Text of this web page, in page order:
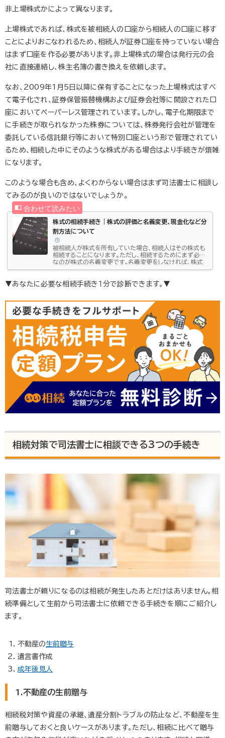
非上場株式かによって異なります。
上場株式であれば、株式を被相続人の口座から相続人の口座に移す
ことによりおこなわれるため、相続人が証券口座を持っていない場合
はまず口座を作る必要があります。非上場株式の場合は発行元の会
社に直接連絡し、株主名簿の書き換えを依頼します。
なお、2009年1月5日以降に保有することになった上場株式はすべ
て電子化され、証券保管振替機構および証券会社等に開設された口
座においてペーパーレス管理されています。しかし、電子化期限まで
に手続きが取られなかった株券については、株券発行会社が管理を
委託している信託銀行等において特別口座という形で管理されてい
るため、相続した中にそのような株式がある場合はより手続きが煩雑
になります。
このような場合も含め、よくわからない場合はまず司法書士に相談し
てみるのが良いのではないでしょうか。
株式の相続手続き｜株式の評価と名義変更、現金化など分
割方法について
被相続人が株式を所有していた場合、相続人はその株式も
相続することになります。ただし、相続するためにまず必要
なのが株式の名義変更です。名義変更をしなければ、株式
を売却して現金化することもできません。そうは言っても、
い方もいらっしゃるのではないでしょうか。特に、自身が株
きなど、株式を相続する際に相続人がやるべきことや、気
を付けたいポイントにつ...
▼あなたに必要な相続手続き１分で診断できます。▼
相続対策で司法書士に相談できる3つの手続き
司法書士が頼りになるのは相続が発生したあとだけはありません。相
続準備として生前から司法書士に依頼できる手続きを順にご紹介し
ます。
不動産の生前贈与
遺言書作成
成年後見人
1.不動産の生前贈与
相続税対策や資産の承継、遺産分割トラブルの防止など、不動産を生
前贈与しておくと良いケースがあります。ただし、相続に比べて贈与